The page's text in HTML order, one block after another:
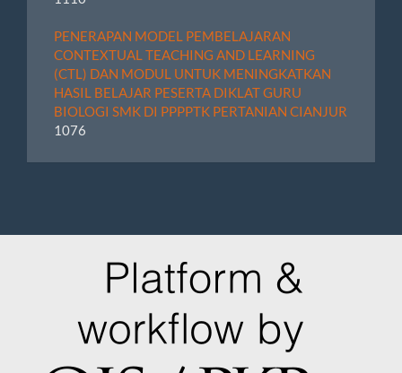
PENERAPAN MODEL PEMBELAJARAN
CONTEXTUAL TEACHING AND LEARNING
(CTL) DAN MODUL UNTUK MENINGKATKAN
HASIL BELAJAR PESERTA DIKLAT GURU
BIOLOGI SMK DI PPPPTK PERTANIAN CIANJUR
1076